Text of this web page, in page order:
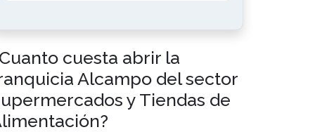
cuesta abrir la
Alcampo del sector
y Tiendas de